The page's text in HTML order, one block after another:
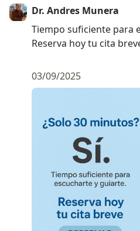
Dr. Andres Munera
Tiempo suficiente para
Reserva hoy tu cita
03/09/2025